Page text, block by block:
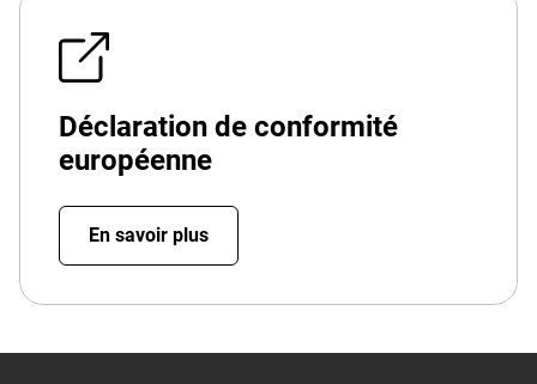
Déclaration de conformité
européenne
En savoir plus